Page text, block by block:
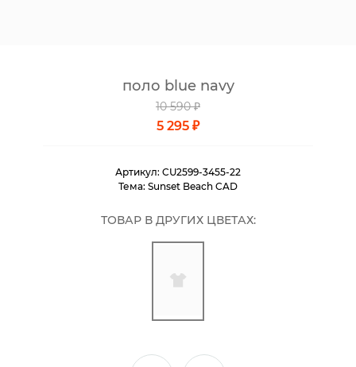
поло blue navy
10 590 ₽
5 295 ₽
Артикул: CU2599-3455-22
Тема: Sunset Beach CAD
ТОВАР В ДРУГИХ ЦВЕТАХ: